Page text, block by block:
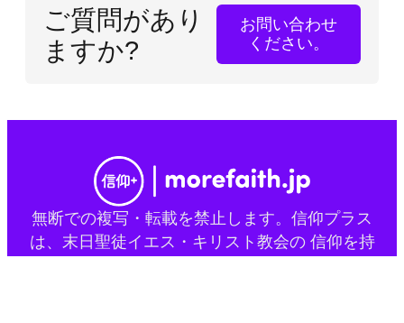
ご質問があり
ますか?
お問い合わせ
ください。
無断での複写・転載を禁止します。信仰プラス
は、末日聖徒イエス・キリスト教会の 信仰を持